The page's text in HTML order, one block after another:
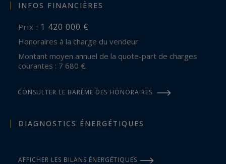
INFOS FINANCIÈRES
Prix : 1 420 000 €
Honoraires à la charge du vendeur
Montant moyen annuel de la quote-part de charges
courantes : 7 680 €.
CONSULTER LE BARÈME DES HONORAIRES
DIAGNOSTICS ÉNERGÉTIQUES
AFFICHER LES BILANS ÉNERGÉTIQUES